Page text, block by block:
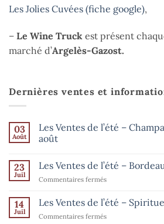
Les Jolies Cuvées (fiche google),
– Le Wine Truck est présent
marché d’Argelès-Gazost.
Dernières ventes et
03
Août
Les Ventes de l’été –
août
sur
Ventes
–
–
23
Juil
Les Ventes de l’été –
Commentaires ferméssur
Ventes
de
l’été
14
Juil
Les Ventes de l’été –
Commentaires ferméssur